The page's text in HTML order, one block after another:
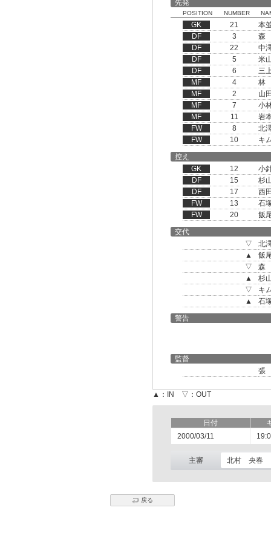
先発
POSITION NUMBER
GK 21
本
DF
3
森
DF
22
中
DF
5
米
DF
6
三
MF
4
林
MF
2
山
MF
7
小
MF
11
岩
FW
8
北
FW
10
キ
控え
GK
12
小
DF
15
杉
DF
17
西
FW
13
石
FW
20
飯
交代
▽
北
▲
飯
▽
森
▲
杉
▽
キ
▲
石
警告
監督
張
▲：IN ▽：OUT
日付
2000/03/11
主審 北村 央春
戻る